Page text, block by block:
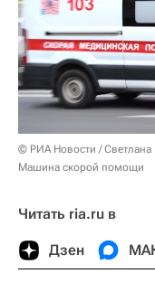
© РИА Новости / Светлана
Машина скорой помощи
Читать ria.ru в
Дзен